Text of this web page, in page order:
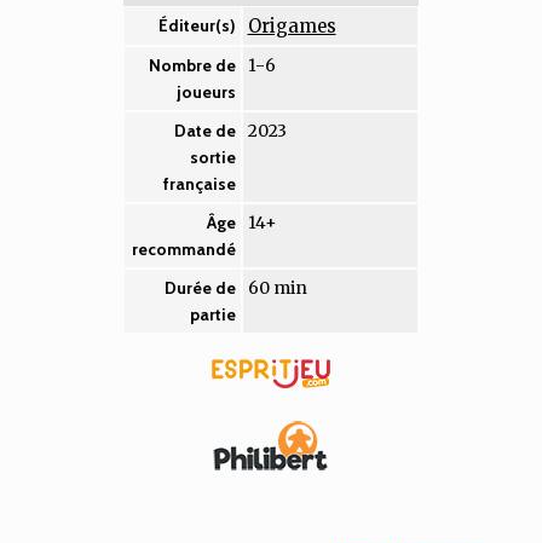
Éditeur(s) Origames
Nombre de
joueurs
1-6
Date de
sortie
française
2023
Âge
recommandé
14+
Durée de
partie
60 min